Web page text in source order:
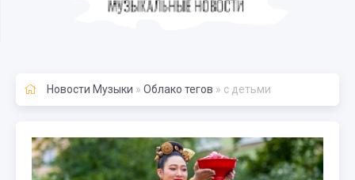
Новости Музыки » Облако тегов » с детьми